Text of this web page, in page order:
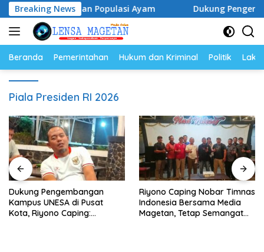
Langsung
ke
konten
Breaking News
Telur dan Populasi Ayam Dukung
Beranda Pemerintahan Hukum dan Kriminal Politik
Piala Presiden RI 2026
Dukung Pengembangan
Kampus UNESA di Pusat
Kota, Riyono Caping:
Riyono Caping Nobar Timnas
Indonesia Bersama Media
Magetan, Tetap Semangat